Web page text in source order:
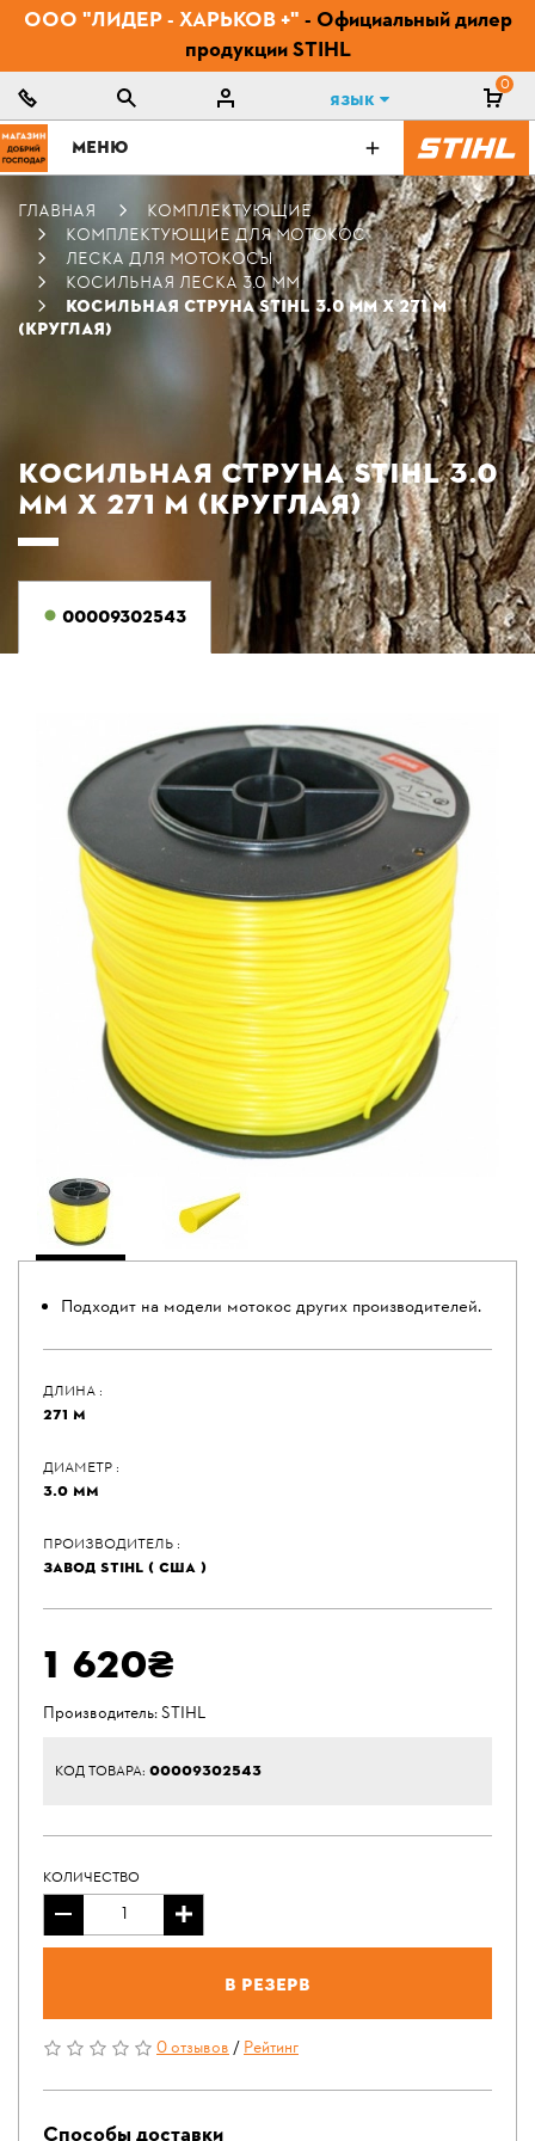
ООО "ЛИДЕР - ХАРЬКОВ +" - Официальный дилер
продукции STIHL
Язык
0
МЕНЮ
ГЛАВНАЯ
КОМПЛЕКТУЮЩИЕ
КОМПЛЕКТУЮЩИЕ ДЛЯ МОТОКОС
ЛЕСКА ДЛЯ МОТОКОСЫ
КОСИЛЬНАЯ ЛЕСКА 3.0 ММ
КОСИЛЬНАЯ СТРУНА STIHL 3.0 ММ Х 271 М
(КРУГЛАЯ)
КОСИЛЬНАЯ СТРУНА STIHL 3.0
ММ Х 271 М (КРУГЛАЯ)
00009302543
Подходит на модели мотокос других производителей.
ДЛИНА :
271 М
ДИАМЕТР :
3.0 ММ
ПРОИЗВОДИТЕЛЬ :
ЗАВОД STIHL ( США )
1 620₴
Производитель:STIHL
КОД ТОВАРА: 00009302543
КОЛИЧЕСТВО
В резерв
0 отзывов/Рейтинг